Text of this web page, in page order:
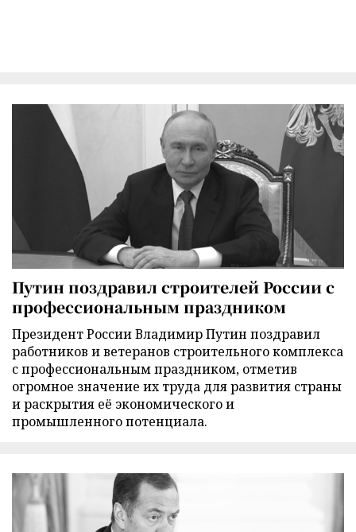
Путин поздравил строителей России с
профессиональным праздником
Президент России Владимир Путин поздравил
работников и ветеранов строительного комплекса
с профессиональным праздником, отметив
огромное значение их труда для развития страны
и раскрытия её экономического и
промышленного потенциала.